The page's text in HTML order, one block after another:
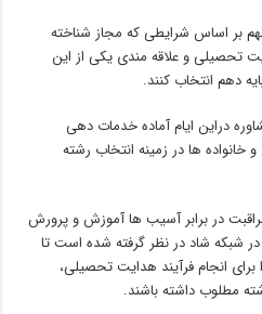
بر اساس شرایطی که مجاز شناخته
و علاقه مندی یکی از این
دهم انتخاب کنند.
دراین ایام آماده خدمات دهی
خانواده ها در زمینه انتخاب رشته
در برابر آسیب ها آموزش و پرورش
در شبکه شاد در نظر گرفته شده است تا
برای انجام فرآیند هدایت تحصیلی،
مطلوب داشته باشند.